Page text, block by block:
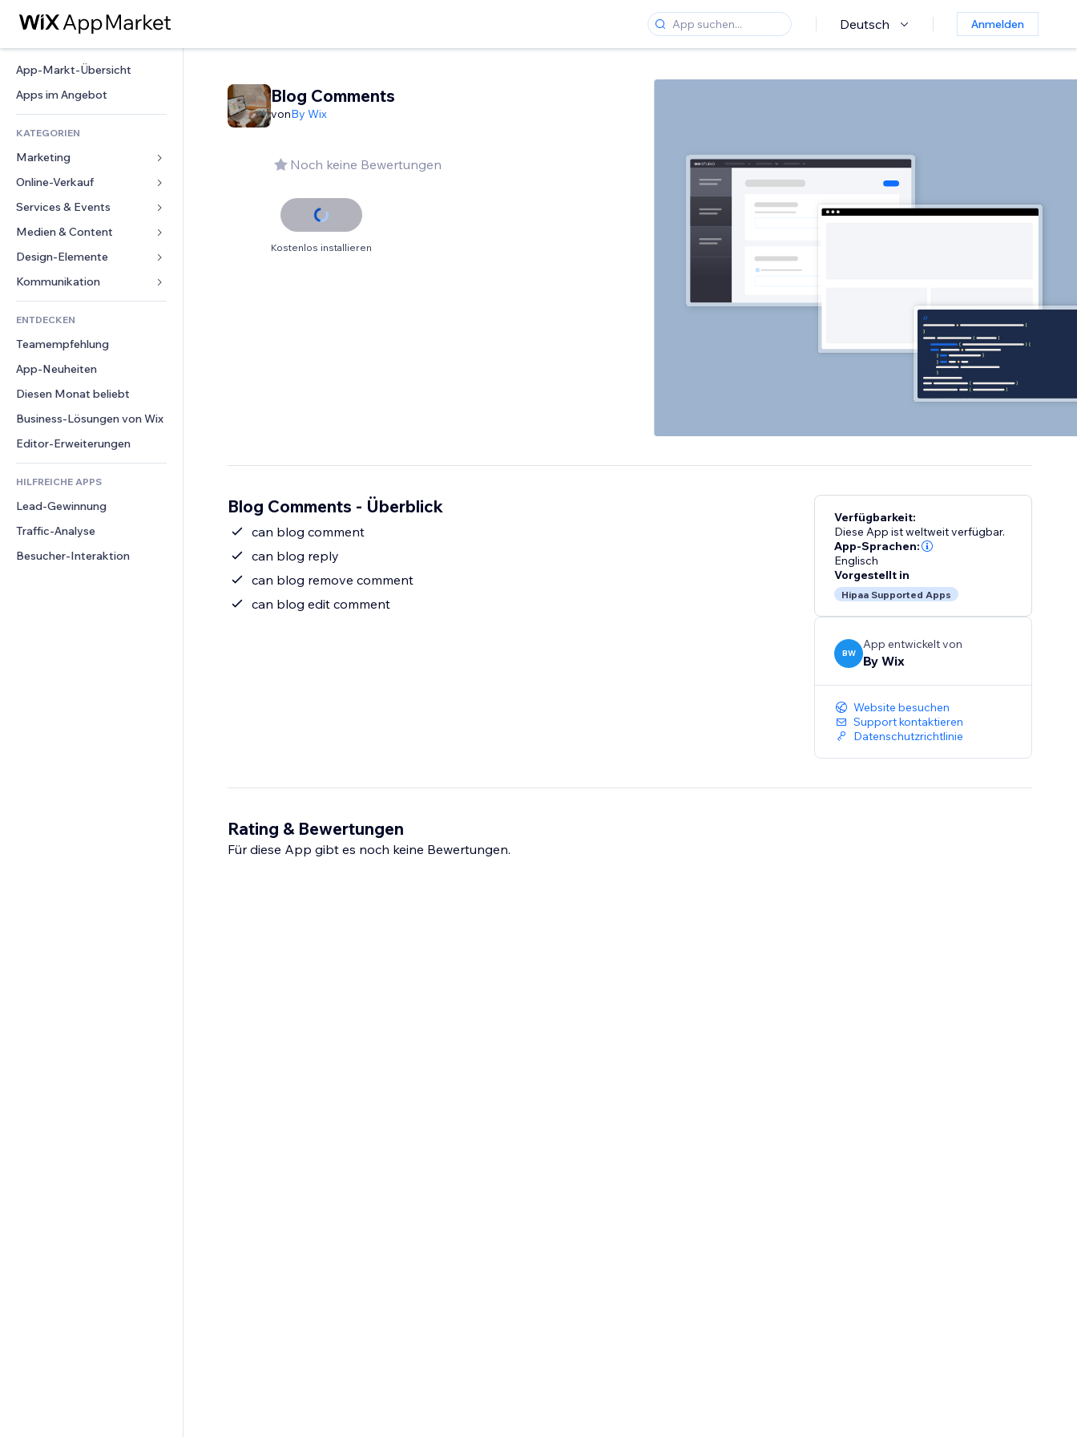
Deutsch Anmelden
App-Markt-Übersicht
Apps im Angebot
KATEGORIEN
Marketing
Anzeigen
Mobil
Statistiken
Website-Einträge
E-Mail
Online-Verkauf
Apps für Shops
Versand & Lieferung
Verkaufen-Buttons
Buchhaltung
Gutscheine & Treuebonus
Lagerlösungen
Speisen & Getränke
Services & Events
Hotels
Events
Restaurants
Immobilien
Buchungen
Medien & Content
Galerie
Musik
Podcasts
Fotografie
Video
PDF
Dateifreigabe
News
Design-Elemente
Karten & Navigation
Datenschutz & Sicherheit
Uhr
Seiten-Vorlagen
Bildeffekte
Buttons & Menüs
Banner & Abzeichen
Taschenrechner
Suche
Wetter
Diagramme & Tabellen
Formulare
Umfragen
Chat
Kommentare
Telefon
Community
Bewertungen und Feedback
CRM
ENTDECKEN
Teamempfehlung
App-Neuheiten
Diesen Monat beliebt
Business-Lösungen von Wix
Editor-Erweiterungen
HILFREICHE APPS
Lead-Gewinnung
Traffic-Analyse
Besucher-Interaktion
Blog Comments
vonBy Wix
Noch keine Bewertungen
Kostenlos installieren
Blog Comments - Überblick
can blog comment
can blog reply
can blog remove comment
can blog edit comment
Verfügbarkeit:
Diese App ist weltweit verfügbar.
App-Sprachen:
Englisch
Vorgestellt in
Hipaa Supported Apps
BW
App entwickelt von
By Wix
Website besuchen
Support kontaktieren
Datenschutzrichtlinie
Rating & Bewertungen
Für diese App gibt es noch keine Bewertungen.